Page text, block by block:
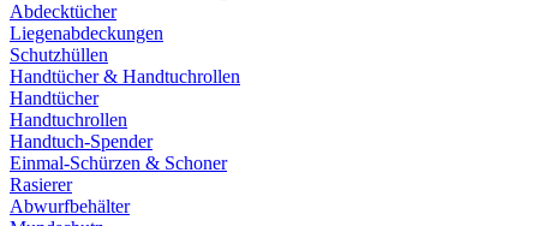
Abdecktücher
Liegenabdeckungen
Schutzhüllen
Handtücher & Handtuchrollen
Handtücher
Handtuchrollen
Handtuch-Spender
Einmal-Schürzen & Schoner
Rasierer
Abwurfbehälter